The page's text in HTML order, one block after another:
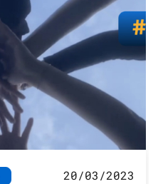
20/03/2023